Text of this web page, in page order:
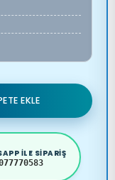
EKLE
ILE SIPARIŞ